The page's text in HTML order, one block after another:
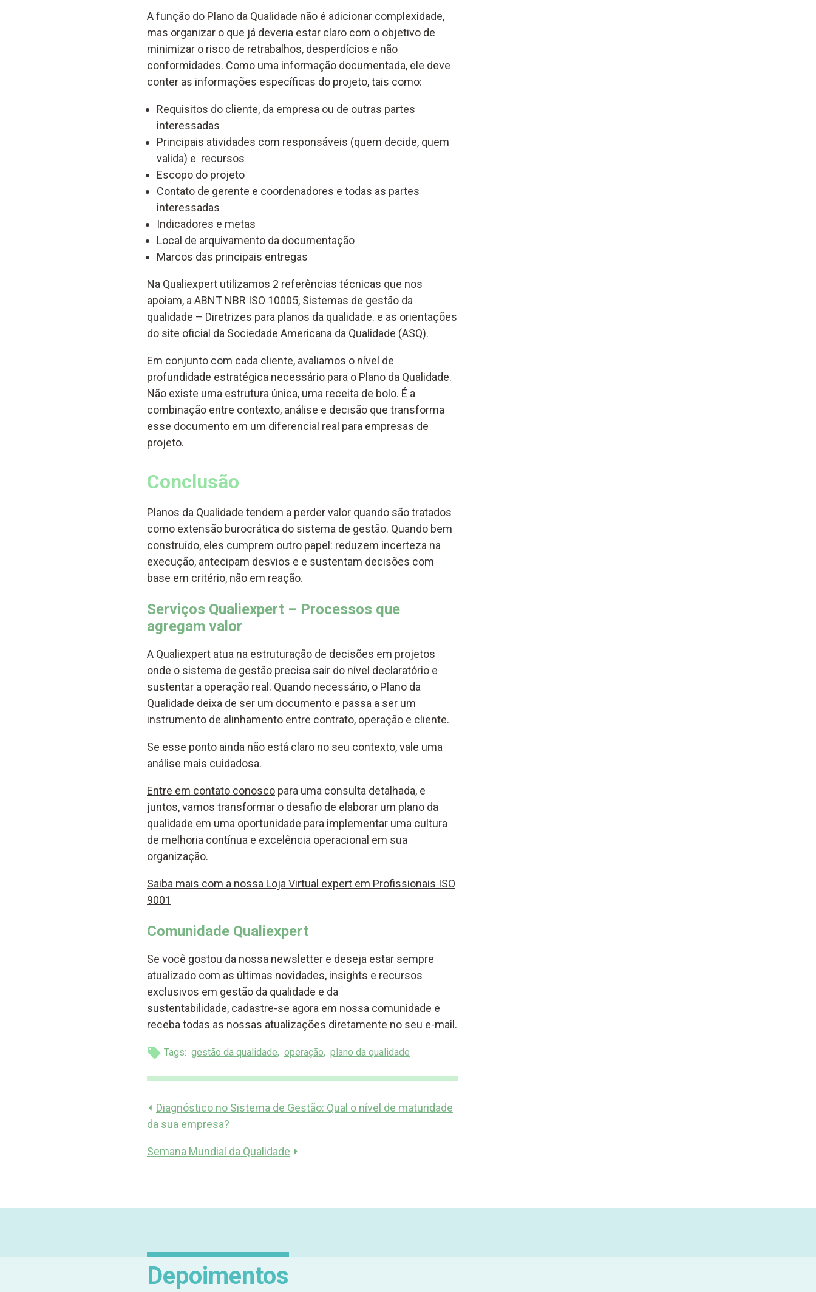
A função do Plano da Qualidade não é adicionar complexidade,
mas organizar o que já deveria estar claro com o objetivo de
minimizar o risco de retrabalhos, desperdícios e não
conformidades. Como uma informação documentada, ele deve
conter as informações específicas do projeto, tais como:
Requisitos do cliente, da empresa ou de outras partes
interessadas
Principais atividades com responsáveis (quem decide, quem
valida) e recursos
Escopo do projeto
Contato de gerente e coordenadores e todas as partes
interessadas
Indicadores e metas
Local de arquivamento da documentação
Marcos das principais entregas
Na Qualiexpert utilizamos 2 referências técnicas que nos
apoiam, a ABNT NBR ISO 10005, Sistemas de gestão da
qualidade – Diretrizes para planos da qualidade. e as orientações
do site oficial da Sociedade Americana da Qualidade (ASQ).
Em conjunto com cada cliente, avaliamos o nível de
profundidade estratégica necessário para o Plano da Qualidade.
Não existe uma estrutura única, uma receita de bolo. É a
combinação entre contexto, análise e decisão que transforma
esse documento em um diferencial real para empresas de
projeto.
Conclusão
Planos da Qualidade tendem a perder valor quando são tratados
como extensão burocrática do sistema de gestão. Quando bem
construído, eles cumprem outro papel: reduzem incerteza na
execução, antecipam desvios e e sustentam decisões com
base em critério, não em reação.
Serviços Qualiexpert – Processos que
agregam valor
A Qualiexpert atua na estruturação de decisões em projetos
onde o sistema de gestão precisa sair do nível declaratório e
sustentar a operação real. Quando necessário, o Plano da
Qualidade deixa de ser um documento e passa a ser um
instrumento de alinhamento entre contrato, operação e cliente.
Se esse ponto ainda não está claro no seu contexto, vale uma
análise mais cuidadosa.
Entre em contato conosco para uma consulta detalhada, e
juntos, vamos transformar o desafio de elaborar um plano da
qualidade em uma oportunidade para implementar uma cultura
de melhoria contínua e excelência operacional em sua
organização.
Saiba mais com a nossa Loja Virtual expert em Profissionais ISO
9001
Comunidade Qualiexpert
Se você gostou da nossa newsletter e deseja estar sempre
atualizado com as últimas novidades, insights e recursos
exclusivos em gestão da qualidade e da
sustentabilidade, cadastre-se agora em nossa comunidade e
receba todas as nossas atualizações diretamente no seu e-mail.
Tags: gestão da qualidade, operação, plano da qualidade
⏴ Diagnóstico no Sistema de Gestão: Qual o nível de maturidade
da sua empresa?
Semana Mundial da Qualidade ⏵
Depoimentos